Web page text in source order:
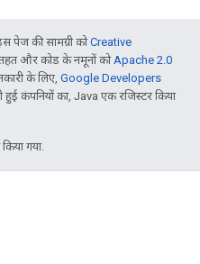
पेज की सामग्री कोCreative
और कोड के नमूनों कोApache 2.0
के लिए, Google Developers
कंपनियों का, Java एक रजिस्टर किया
गया.